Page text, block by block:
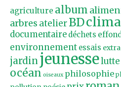
agriculture album
arbres atelierBD
documentaire déchets
environnement essais
jardin jeunesselutte
océan oiseaux philosophie